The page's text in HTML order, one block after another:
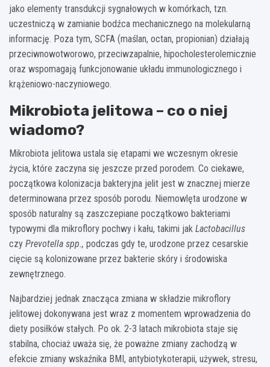
jako elementy transdukcji sygnałowych w komórkach, tzn.
uczestniczą w zamianie bodźca mechanicznego na molekularną
informację. Poza tym, SCFA (maślan, octan, propionian) działają
przeciwnowotworowo, przeciwzapalnie, hipocholesterolemicznie
oraz wspomagają funkcjonowanie układu immunologicznego i
krążeniowo-naczyniowego.
Mikrobiota jelitowa – co o niej
wiadomo?
Mikrobiota jelitowa ustala się etapami we wczesnym okresie
życia, które zaczyna się jeszcze przed porodem. Co ciekawe,
początkowa kolonizacja bakteryjna jelit jest w znacznej mierze
determinowana przez sposób porodu. Niemowlęta urodzone w
sposób naturalny są zaszczepiane początkowo bakteriami
typowymi dla mikroflory pochwy i kału, takimi jak Lactobacillus
czy Prevotella spp., podczas gdy te, urodzone przez cesarskie
cięcie są kolonizowane przez bakterie skóry i środowiska
zewnętrznego.
Najbardziej jednak znacząca zmiana w składzie mikroflory
jelitowej dokonywana jest wraz z momentem wprowadzenia do
diety posiłków stałych. Po ok. 2-3 latach mikrobiota staje się
stabilna, chociaż uważa się, że poważne zmiany zachodzą w
efekcie zmiany wskaźnika BMI, antybiotykoterapii, używek, stresu,